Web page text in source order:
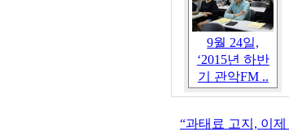
9월 24일,
‘2015년 하반
기 관악FM ..
“과태료 고지, 이